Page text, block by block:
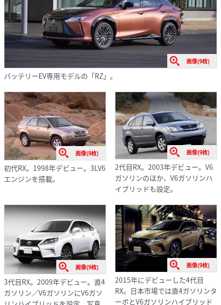
画像(9枚)
バッテリーEV専用モデルの「RZ」。
画像(9枚)
初代RX。1998年デビュー。3LV6
エンジンを搭載。
画像(9枚)
2代目RX。2003年デビュー。V6
ガソリンのほか、V6ガソリンハ
イブリッドも設定。
画像(9枚)
3代目RX。2009年デビュー。直4
ガソリン／V6ガソリンにV6ガソ
画像(9枚)
2015年にデビューした4代目
RX。日本市場では直4ガソリンタ
ーボとV6ガソリンハイブリッド